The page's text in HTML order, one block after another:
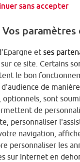
sans accepter
Vos paramètres
et ses
ce site. Certains
le bon
de
optionnels, sont
de
personnaliser
navigation,
personnaliser les
sur Internet en